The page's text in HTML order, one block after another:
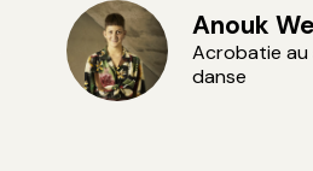
Anouk
Acrobatie
danse